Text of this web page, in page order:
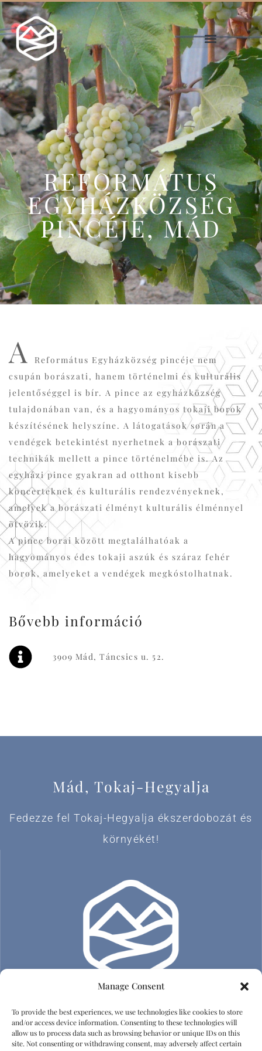
Manage Consent
To provide the best experiences, we use technologies like cookies to store
and/or access device information. Consenting to these technologies will
allow us to process data such as browsing behavior or unique IDs on this
site. Not consenting or withdrawing consent, may adversely affect certain
REFORMÁTUS
EGYHÁZKÖZSÉG
PINCÉJE, MÁD
A
Református Egyházközség pincéje nem
csupán borászati, hanem történelmi és kulturális
jelentőséggel is bír. A pince az egyházközség
tulajdonában van, és a hagyományos tokaji borok
készítésének helyszíne. A látogatások során a
vendégek betekintést nyerhetnek a borászati
technikák mellett a pince történelmébe is. Az
egyházi pince gyakran ad otthont kisebb
koncerteknek és kulturális rendezvényeknek,
amelyek a borászati élményt kulturális élménnyel
ötvözik.
A pince borai között megtalálhatóak a
hagyományos édes tokaji aszúk és száraz fehér
borok, amelyeket a vendégek megkóstolhatnak.
Bővebb információ
3909 Mád, Táncsics u. 52.
Mád, Tokaj-Hegyalja
Fedezze fel Tokaj-Hegyalja ékszerdobozát és
környékét!
Adatvédelem